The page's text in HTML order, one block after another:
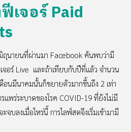
เจอร์ Paid
ถุนายนที่ผ่านมา Facebook ค้นพบว่ามี
จอร์ Live และถ้าเทียบกับปีที่แล้ว จำนวน
นมีนาคมนั้นก็ขยายตัวมากขึ้นถึง 2 เท่า
แพร่ระบาดของโรค COVID-19 ที่ยังไม่มี
จบลงเมื่อไหร่นี้ การไลฟ์สดจึงเริ่มเข้ามามี